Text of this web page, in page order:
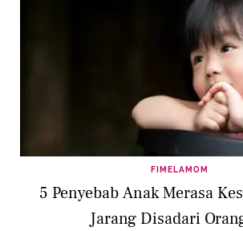
FIMELAMOM
5 Penyebab Anak Merasa
Jarang Disadari